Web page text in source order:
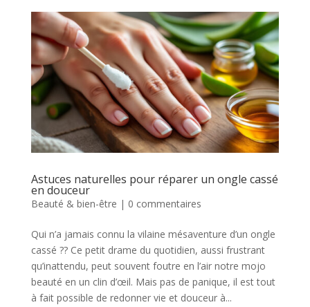
Astuces naturelles pour réparer un ongle cassé
en douceur
Beauté & bien-être | 0 commentaires
Qui n’a jamais connu la vilaine mésaventure d’un ongle
cassé ?? Ce petit drame du quotidien, aussi frustrant
qu’inattendu, peut souvent foutre en l’air notre mojo
beauté en un clin d’œil. Mais pas de panique, il est tout
à fait possible de redonner vie et douceur à...